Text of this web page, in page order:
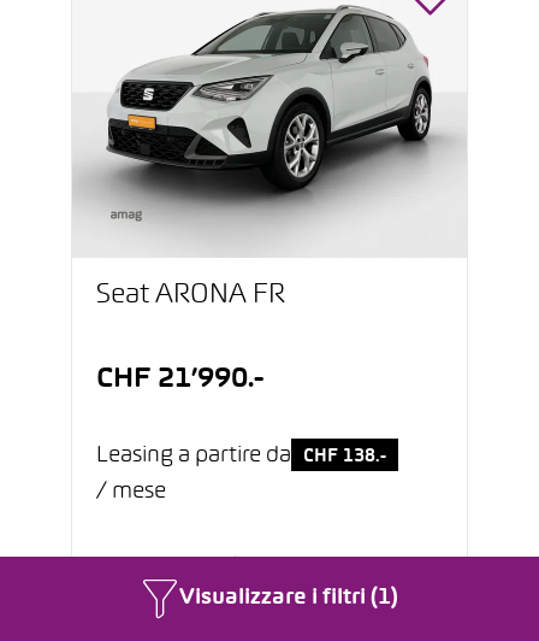
Visualizzare i filtri (1)
Seat ARONA FR
CHF 21’990.-
Leasing a partire da CHF 138.-
/ mese
Benzina